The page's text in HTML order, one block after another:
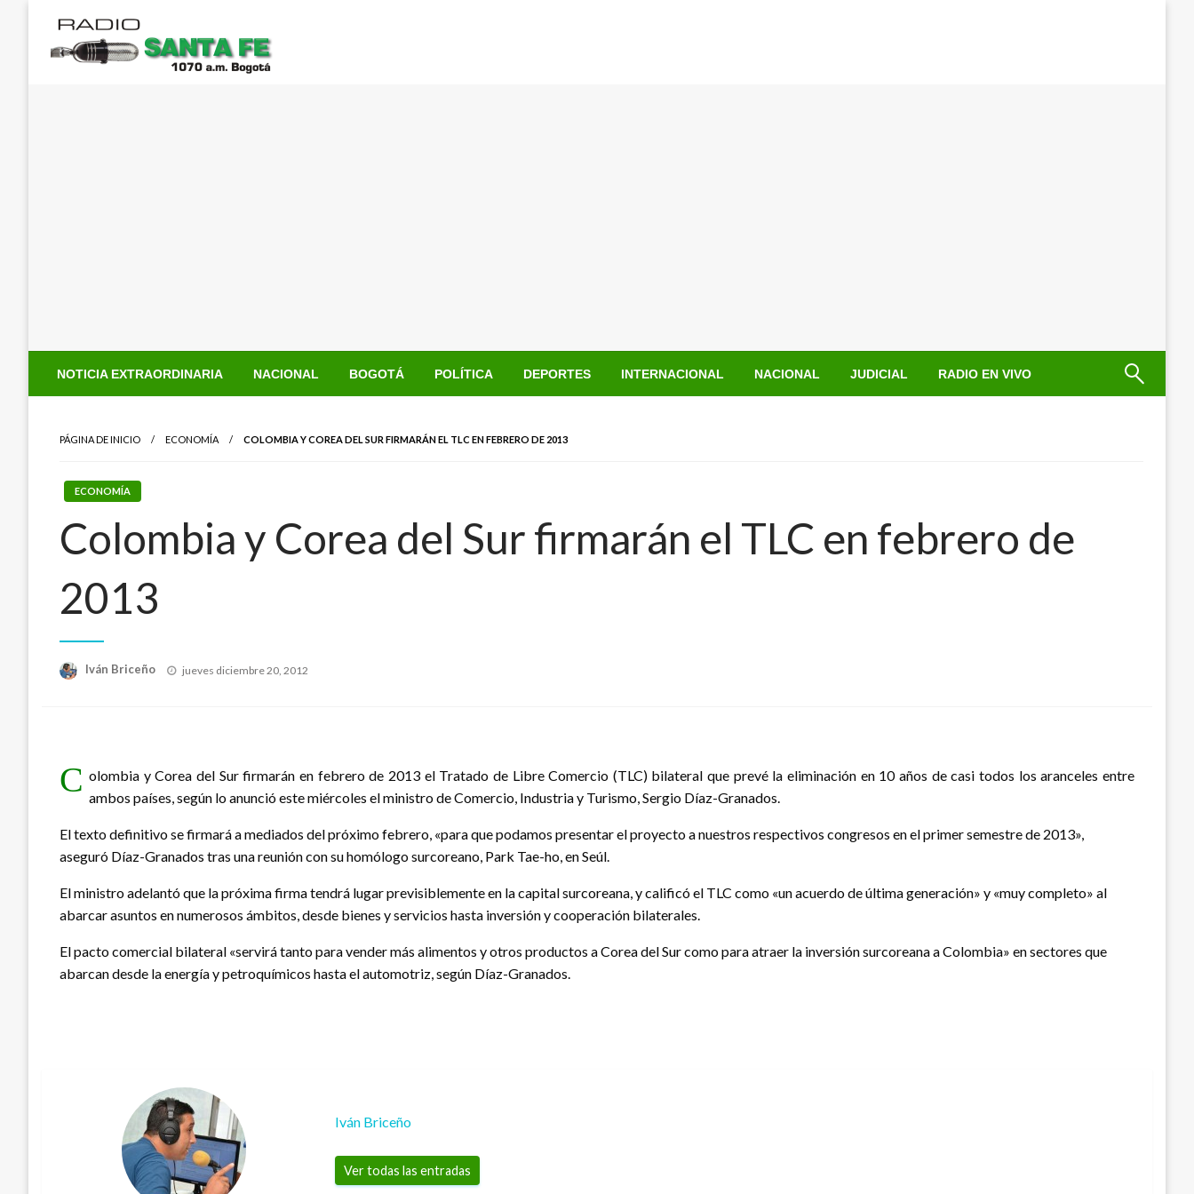
contenido
NOTICIA EXTRAORDINARIA NACIONAL BOGOTÁ POLÍTICA DEPORTES INTERNACIONAL NACIONAL JUDICIAL RADIO EN VIVO
PÁGINA DE INICIO ECONOMÍA COLOMBIA Y COREA DEL SUR FIRMARÁN EL TLC EN FEBRERO DE 2013
ECONOMÍA
Colombia y Corea del Sur firmarán el TLC en febrero de
2013
Iván Briceño
Publicado
jueves diciembre 20, 2012
C olombia y Corea del Sur firmarán en febrero de 2013 el Tratado de Libre Comercio (TLC) bilateral que prevé la eliminación en 10 años de casi todos los aranceles entre
ambos países, según lo anunció este miércoles el ministro de Comercio, Industria y Turismo, Sergio Díaz-Granados.
El texto definitivo se firmará a mediados del próximo febrero, «para que podamos presentar el proyecto a nuestros respectivos congresos en el primer semestre de 2013»,
aseguró Díaz-Granados tras una reunión con su homólogo surcoreano, Park Tae-ho, en Seúl.
El ministro adelantó que la próxima firma tendrá lugar previsiblemente en la capital surcoreana, y calificó el TLC como «un acuerdo de última generación» y «muy completo» al
abarcar asuntos en numerosos ámbitos, desde bienes y servicios hasta inversión y cooperación bilaterales.
El pacto comercial bilateral «servirá tanto para vender más alimentos y otros productos a Corea del Sur como para atraer la inversión surcoreana a Colombia» en sectores que
abarcan desde la energía y petroquímicos hasta el automotriz, según Díaz-Granados.
Iván Briceño
Ver todas las entradas